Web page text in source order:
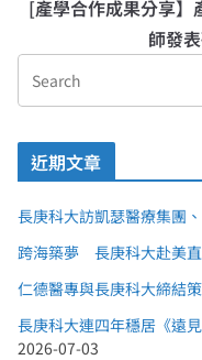
[產學合作成果分享】
師發
近期文章
長庚科大訪凱瑟醫療集團
跨海築夢 長庚科大赴美
仁德醫專與長庚科大締結
長庚科大連四年穩居《遠
2026-07-03